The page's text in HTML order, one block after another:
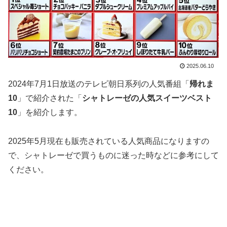
2025.06.10
2024年7月1日放送のテレビ朝日系列の人気番組「 帰れま
10 」で紹介された「 シャトレーゼの人気スイーツベスト
10 」を紹介します。
2025年5月現在も販売されている人気商品になりますの
で、シャトレーゼで買うものに迷った時などに参考にして
ください。